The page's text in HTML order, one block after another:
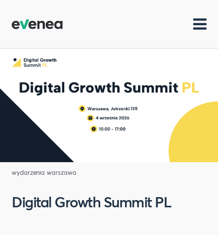
wydarzenia warszawa
Digital Growth Summit PL